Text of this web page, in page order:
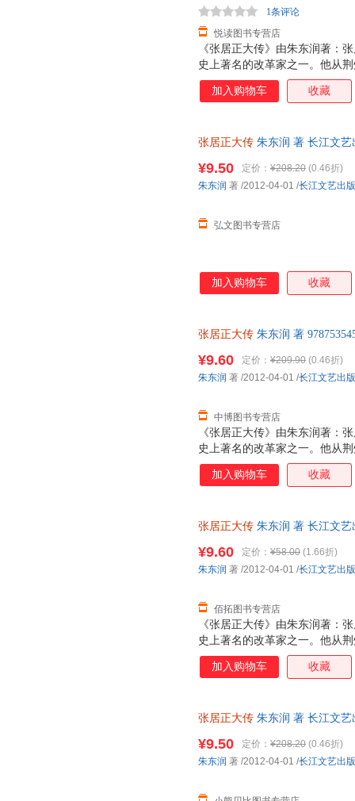
《张居正大传》由朱东润著：
史上著名的改革家之一。他从
为万历首辅、神宗皇帝老师，
做了大刀阔斧的改革，取得了
查抄家产，祸及子孙。否定了
深刻的理解与同情，对传主所
不仅有相当突出的学术成就与
悦读图书专营店
1条评论
加入购物车 收藏
张居正大传 朱东润 著 长江文
¥9.50 定价： ¥208.20 (0.46折)
弘文图书专营店
朱东润 著 /2012-04-01 /长江文艺出
加入购物车 收藏
张居正大传 朱东润 著
《张居正大传》由朱东润著：
史上著名的改革家之一。他从
为万历首辅、神宗皇帝老师，
做了大刀阔斧的改革，取得了
查抄家产，祸及子孙。否定了
深刻的理解与同情，对传主所
不仅有相当突出的学术成就与
¥9.60 定价： ¥209.90 (0.46折)
中博图书专营店
朱东润 著 /2012-04-01 /长江文艺出
加入购物车 收藏
张居正大传 朱东润 著 长江文
《张居正大传》由朱东润著：
史上著名的改革家之一。他从
为万历首辅、神宗皇帝老师，
做了大刀阔斧的改革，取得了
查抄家产，祸及子孙。否定了
深刻的理解与同情，对传主所
不仅有相当突出的学术成就与
¥9.60 定价： ¥58.00 (1.66折)
佰拓图书专营店
朱东润 著 /2012-04-01 /长江文艺出
加入购物车 收藏
张居正大传 朱东润 著 长江文
¥9.50 定价： ¥208.20 (0.46折)
朱东润 著 /2012-04-01 /长江文艺出